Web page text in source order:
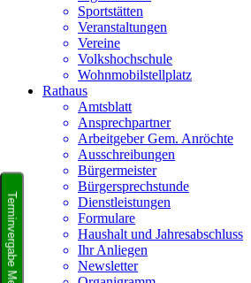
Sportstätten
Veranstaltungen
Vereine
Volkshochschule
Wohnmobilstellplatz
Rathaus
Amtsblatt
Ansprechpartner
Arbeitgeber Gem. Anröchte
Ausschreibungen
Bürgermeister
Bürgersprechstunde
Dienstleistungen
Formulare
Haushalt und Jahresabschluss
Ihr Anliegen
Newsletter
Terminvergabe Meldeamt